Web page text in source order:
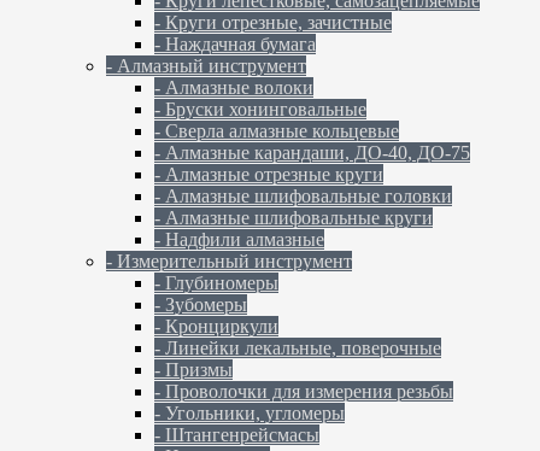
- Круги отрезные, зачистные
- Наждачная бумага
- Алмазный инструмент
- Алмазные волоки
- Бруски хонинговальные
- Сверла алмазные кольцевые
- Алмазные карандаши, ДО-40, ДО-75
- Алмазные отрезные круги
- Алмазные шлифовальные головки
- Алмазные шлифовальные круги
- Надфили алмазные
- Измерительный инструмент
- Глубиномеры
- Зубомеры
- Кронциркули
- Линейки лекальные, поверочные
- Призмы
- Проволочки для измерения резьбы
- Угольники, угломеры
- Штангенрейсмасы